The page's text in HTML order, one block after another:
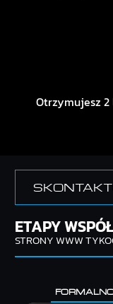
Otrzymujesz
ETAPY
STRONY WWW